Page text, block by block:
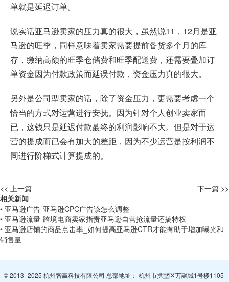
单就是延迟订单。
说实话亚马逊卖家的压力真的很大，虽然说11，12月是亚
马逊的旺季，同样意味着卖家需要提前备货多个月的库
存，缴纳高额的旺季仓储费和旺季配送费，还需要叠加订
单资金因为付款政策而延误付款，资金压力真的很大。
另外是公司型卖家的话，除了资金压力，更需要考虑一个
恰当的方式对运营进行安抚。因为针对个人创业卖家而
已，这钱只是延迟付款蕞终的利润影响不大。但是对于运
营的提成而已会有加大的差距，因为不少运营是按利润不
同进行阶梯式计算提成的。
<< 上一篇
下一篇 >>
相关新闻
• 亚马逊广告-亚马逊CPC广告该怎么调整
• 亚马逊流量-跨境电商卖家指责亚马逊自营抢流量还搞特权
• 亚马逊店铺的商品点击率_如何提高亚马逊CTR才能有助于增加曝光和
销售量
© 2013- 2025 杭州智赢科技有限公司 总部地址： 杭州市拱墅区万融城1号楼1105-